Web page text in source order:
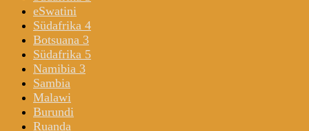
eSwatini
Südafrika 4
Botsuana 3
Südafrika 5
Namibia 3
Sambia
Malawi
Burundi
Ruanda